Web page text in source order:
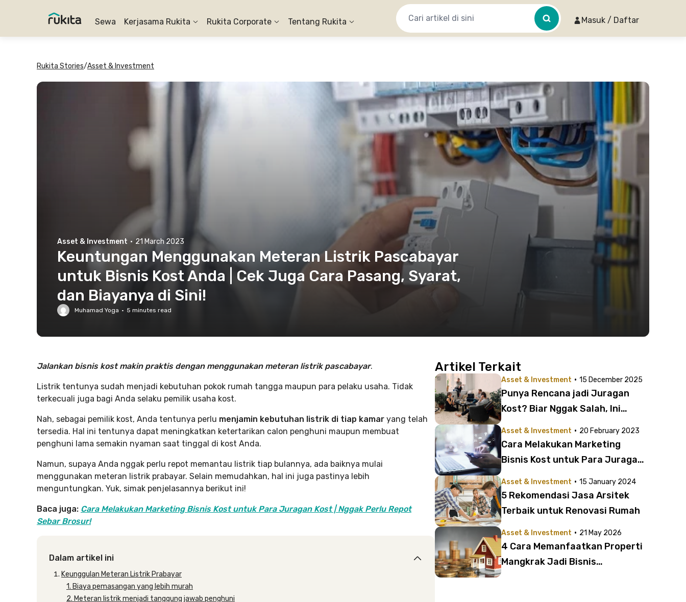
Sewa Kerjasama Rukita Rukita Corporate Tentang Rukita Masuk / Daftar
Rukita Stories/Asset & Investment
Asset & Investment · 21 March 2023
Keuntungan Menggunakan Meteran Listrik Pascabayar
untuk Bisnis Kost Anda | Cek Juga Cara Pasang, Syarat,
dan Biayanya di Sini!
Muhamad Yoga · 5 minutes read
Jalankan bisnis kost makin praktis dengan menggunakan meteran listrik pascabayar.
Listrik tentunya sudah menjadi kebutuhan pokok rumah tangga maupun para pelaku usaha. Tidak
terkecuali juga bagi Anda selaku pemilik usaha kost.
Nah, sebagai pemilik kost, Anda tentunya perlu menjamin kebutuhan listrik di tiap kamar yang telah
tersedia. Hal ini tentunya dapat meningkatkan ketertarikan calon penghuni maupun membuat
penghuni lama semakin nyaman saat tinggal di kost Anda.
Namun, supaya Anda nggak perlu repot memantau listrik tiap bulannya, ada baiknya mulai
menggunakan meteran listrik prabayar. Selain memudahkan, hal ini juga pastinya lebih
menguntungkan. Yuk, simak penjelasannya berikut ini!
Baca juga: Cara Melakukan Marketing Bisnis Kost untuk Para Juragan Kost | Nggak Perlu Repot
Sebar Brosur!
Dalam artikel ini
Keunggulan Meteran Listrik Prabayar
1. Biaya pemasangan yang lebih murah
2. Meteran listrik menjadi tanggung jawab penghuni
Artikel Terkait
Asset & Investment · 15 December 2025
Punya Rencana jadi Juragan
Kost? Biar Nggak Salah, Ini
dan Bulanan
Asset & Investment · 20 February 2023
Cara Melakukan Marketing
Bisnis Kost untuk Para Juragan
Brosur!
Asset & Investment · 15 January 2024
5 Rekomendasi Jasa Arsitek
Terbaik untuk Renovasi Rumah
Asset & Investment · 21 May 2026
4 Cara Memanfaatkan Properti
Mangkrak Jadi Bisnis